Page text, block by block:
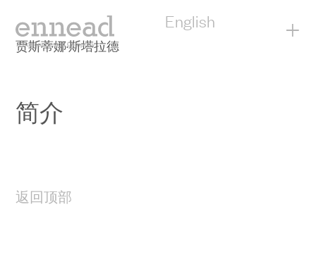
English +
贾斯蒂娜·斯塔拉德
简介
返回顶部